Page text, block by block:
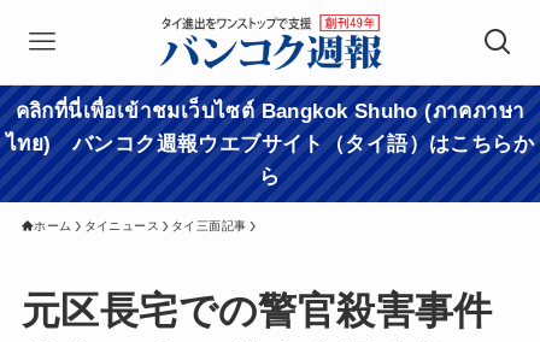
คลิกที่นี่เพื่อเข้าชมเว็บไซต์ Bangkok Shuho (ภาคภาษา
ไทย) バンコク週報ウエブサイト（タイ語）はこちらか
ら
ホーム タイニュース タイ三面記事
元区長宅での警官殺害事件